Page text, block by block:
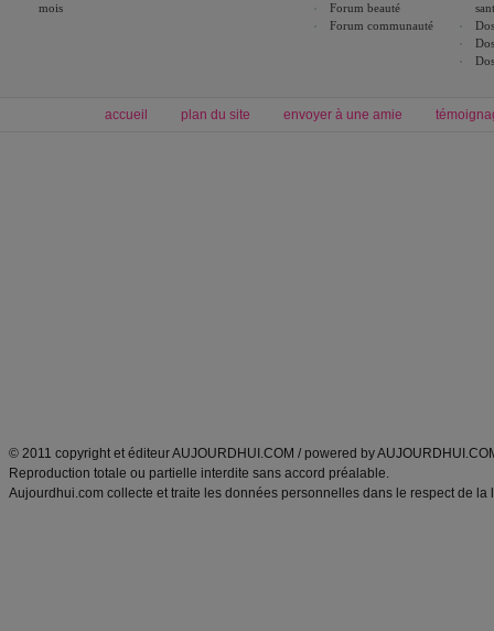
mois
Forum beauté
Forum communauté
accueil plan du site envoyer à une amie
© 2011 copyright et éditeur AUJOURDHUI.COM / powered by
Reproduction totale ou partielle interdite sans accord préalable.
Aujourdhui.com collecte et traite les données personnelles dans le respect de